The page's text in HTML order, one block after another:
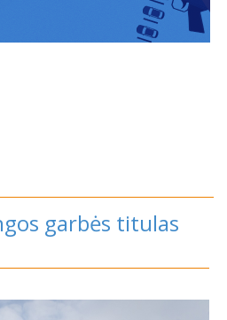
garbės titulas